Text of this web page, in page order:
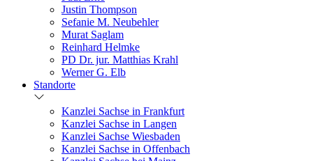
Justin Thompson
Sefanie M. Neubehler
Murat Saglam
Reinhard Helmke
PD Dr. jur. Matthias Krahl
Werner G. Elb
Standorte
Kanzlei Sachse in Frankfurt
Kanzlei Sachse in Langen
Kanzlei Sachse Wiesbaden
Kanzlei Sachse in Offenbach